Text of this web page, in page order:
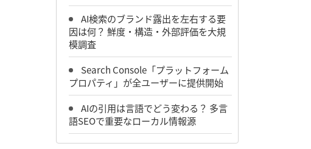
AI検索のブランド露出を左右する要
因は何？ 鮮度・構造・外部評価を大規
模調査
Search Console「プラットフォーム
プロパティ」が全ユーザーに提供開始
AIの引用は言語でどう変わる？ 多言
語SEOで重要なローカル情報源